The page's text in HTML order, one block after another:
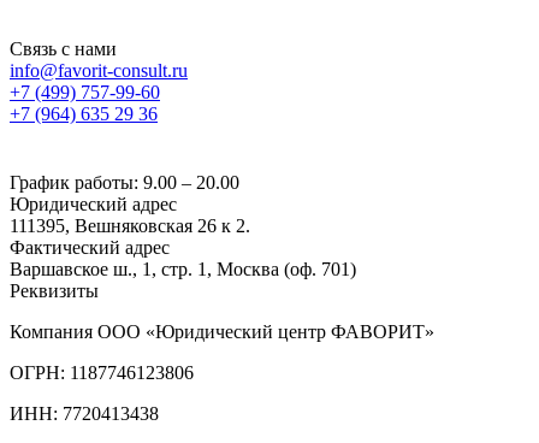
Связь с нами
info@favorit-consult.ru
+7 (499) 757-99-60
+7 (964) 635 29 36
График работы: 9.00 – 20.00
Юридический адрес
111395, Вешняковская 26 к 2.
Фактический адрес
Варшавское ш., 1, стр. 1, Москва (оф. 701)
Реквизиты
Компания ООО «Юридический центр ФАВОРИТ»
ОГРН: 1187746123806
ИНН: 7720413438